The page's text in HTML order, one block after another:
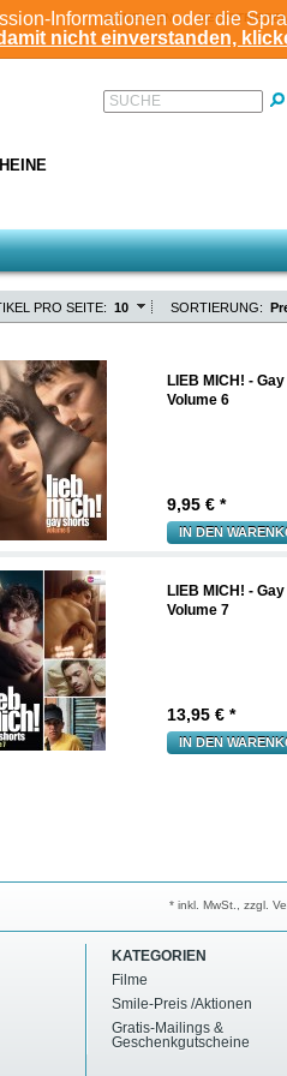
Informationen oder die
nicht einverstanden,
ANMELDEN
SUCHE
SORTIERUNG:
PRO SEITE: 10
LIEB MICH! -
Volume 6
9,95 € *
IN DEN
LIEB MICH! -
Volume 7
13,95 € *
IN DEN
* inkl. MwSt., zzgl.
KATEGORIEN
Filme
Smile-Preis /Aktionen
Gratis-Mailings &
Geschenkgutscheine